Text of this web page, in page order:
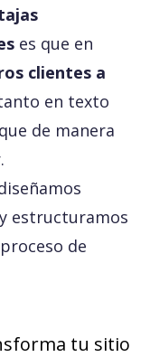
es que en
clientes a
en texto
de manera
estructuramos
de
tu sitio